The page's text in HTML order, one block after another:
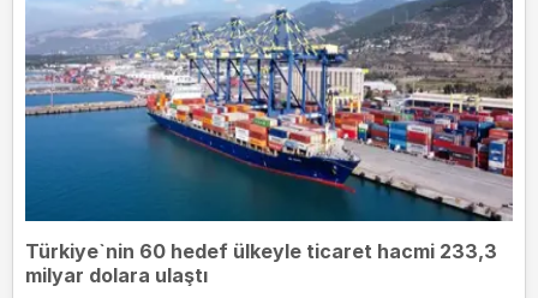
Türkiye`nin 60 hedef ülkeyle ticaret hacmi 233,3
milyar dolara ulaştı